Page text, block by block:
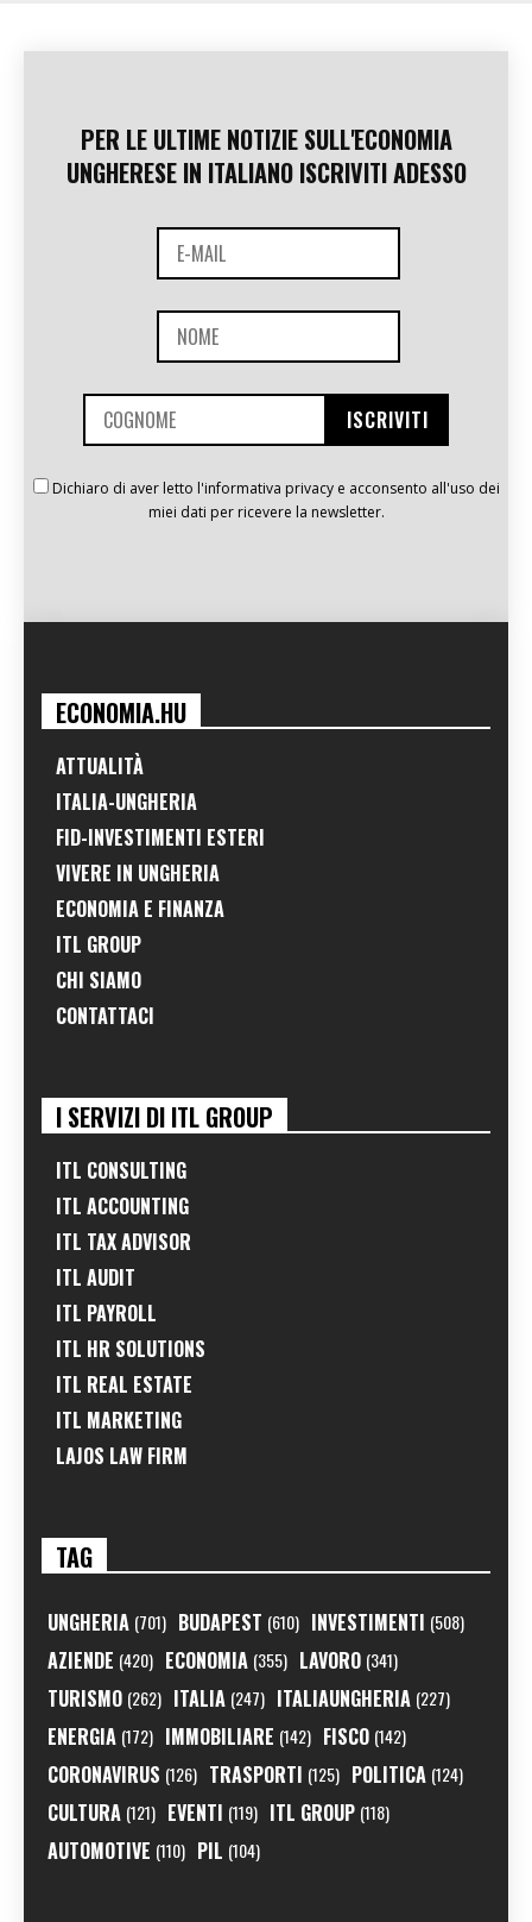
PER LE ULTIME NOTIZIE SULL'ECONOMIA
UNGHERESE IN ITALIANO ISCRIVITI ADESSO
Dichiaro di aver letto l'informativa privacy e acconsento all'uso dei
miei dati per ricevere la newsletter.
ECONOMIA.HU
ATTUALITÀ
ITALIA-UNGHERIA
FID-INVESTIMENTI ESTERI
VIVERE IN UNGHERIA
ECONOMIA E FINANZA
ITL GROUP
CHI SIAMO
CONTATTACI
I SERVIZI DI ITL GROUP
ITL CONSULTING
ITL ACCOUNTING
ITL TAX ADVISOR
ITL AUDIT
ITL PAYROLL
ITL HR SOLUTIONS
ITL REAL ESTATE
ITL MARKETING
LAJOS LAW FIRM
TAG
UNGHERIA (701) BUDAPEST (610) INVESTIMENTI (508)
AZIENDE (420) ECONOMIA (355) LAVORO (341)
TURISMO (262) ITALIA (247) ITALIAUNGHERIA (227)
ENERGIA (172) IMMOBILIARE (142) FISCO (142)
CORONAVIRUS (126) TRASPORTI (125) POLITICA (124)
CULTURA (121) EVENTI (119) ITL GROUP (118)
AUTOMOTIVE (110) PIL (104)